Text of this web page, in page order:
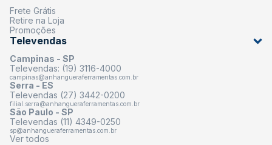
Frete Grátis
Retire na Loja
Promoções
Televendas
Campinas - SP
Televendas: (19) 3116-4000
campinas@anhangueraferramentas.com.br
Serra - ES
Televendas (27) 3442-0200
filial.serra@anhangueraferramentas.com.br
São Paulo - SP
Televendas (11) 4349-0250
sp@anhangueraferramentas.com.br
Ver todos